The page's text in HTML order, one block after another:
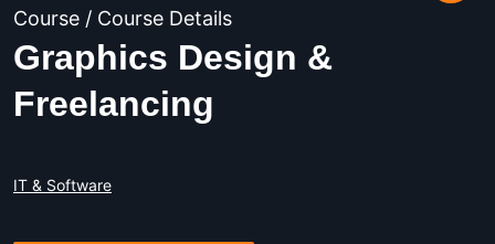
Course / Course Details
Graphics Design &
Freelancing
IT & Software